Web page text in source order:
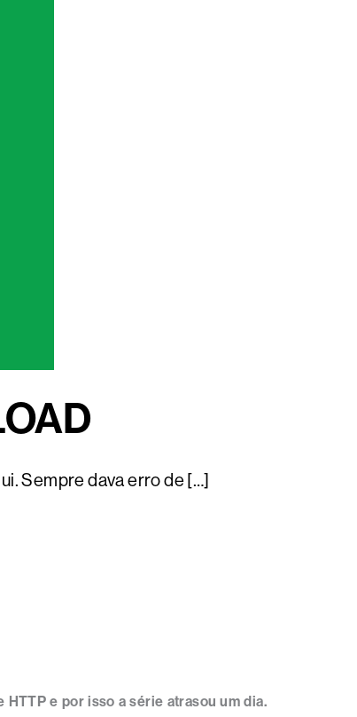
Sempre dava erro de […]
e por isso a série atrasou um dia.